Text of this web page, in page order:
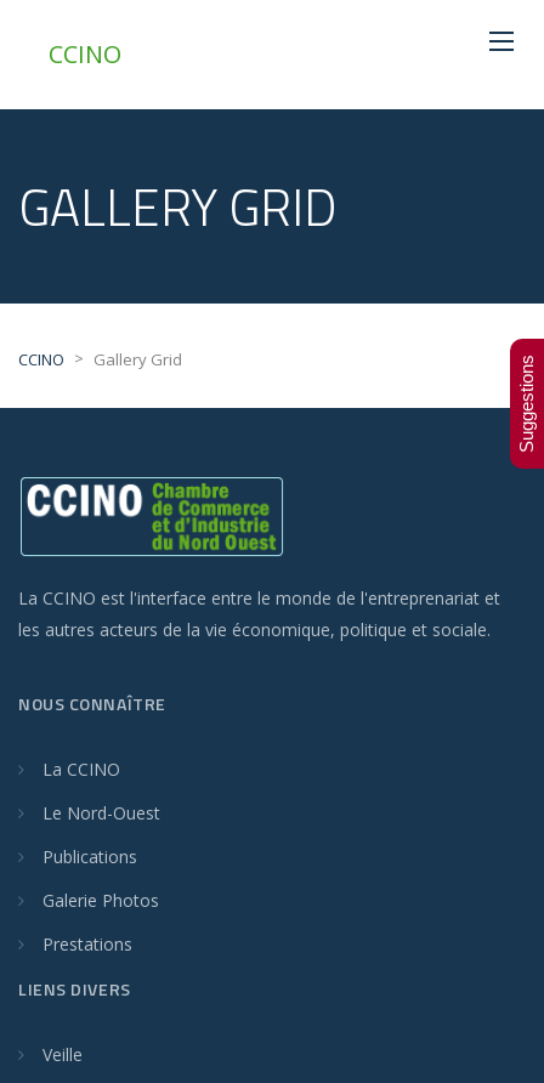
CCINO
GALLERY GRID
CCINO > Gallery Grid
La CCINO est l'interface entre le monde de l'entreprenariat et
les autres acteurs de la vie économique, politique et sociale.
NOUS CONNAÎTRE
La CCINO
Le Nord-Ouest
Publications
Galerie Photos
Prestations
LIENS DIVERS
Veille
Suggestions